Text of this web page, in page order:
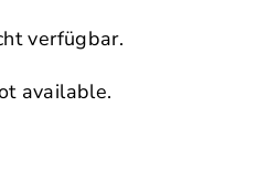
verfügbar.
available.